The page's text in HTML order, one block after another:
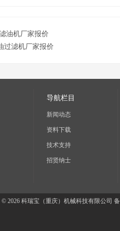
油机厂家报价
过滤机厂家报价
导航栏目
新闻动态
资料下载
技术支持
招贤纳士
2026 科瑞宝（重庆）机械科技有限公司 备